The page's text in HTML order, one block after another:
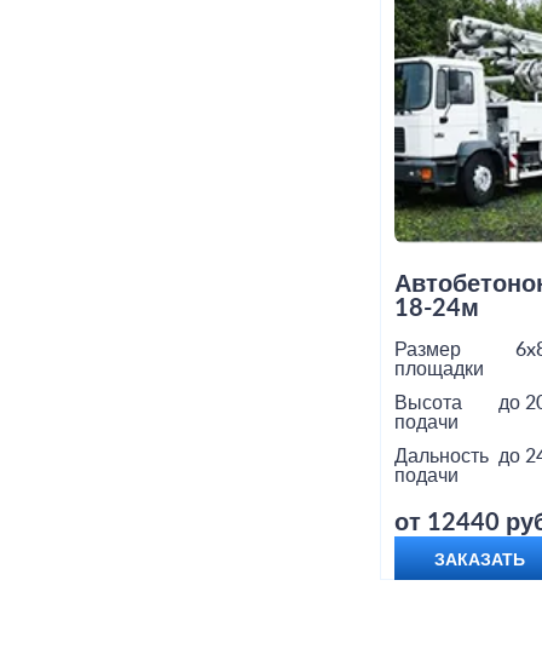
18-24м
Размер
площадки
Высота
подачи
до
Дальность
подачи
до
от 12440
ЗАКАЗАТЬ